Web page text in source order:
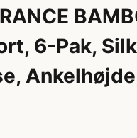
6-Pak,